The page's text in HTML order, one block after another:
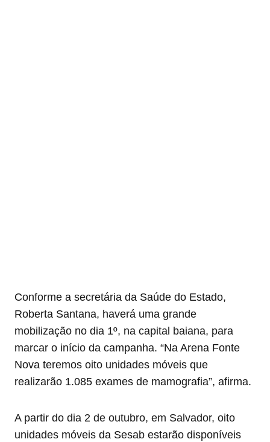
Conforme a secretária da Saúde do Estado,
Roberta Santana, haverá uma grande
mobilização no dia 1º, na capital baiana, para
marcar o início da campanha. “Na Arena Fonte
Nova teremos oito unidades móveis que
realizarão 1.085 exames de mamografia”, afirma.
A partir do dia 2 de outubro, em Salvador, oito
unidades móveis da Sesab estarão disponíveis